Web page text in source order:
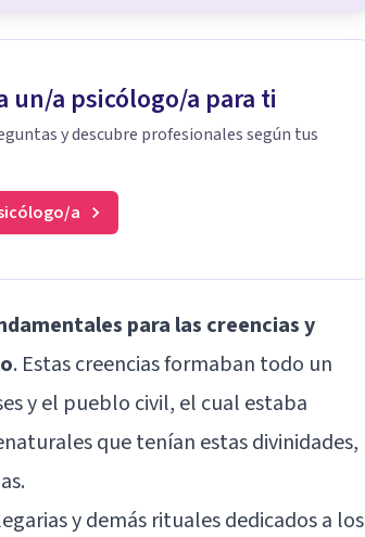
un/a psicólogo/a para ti
y descubre profesionales según tus
a
para las creencias y
. Estas creencias formaban todo un
y el pueblo civil, el cual estaba
que tenían estas divinidades,
y demás rituales dedicados a los